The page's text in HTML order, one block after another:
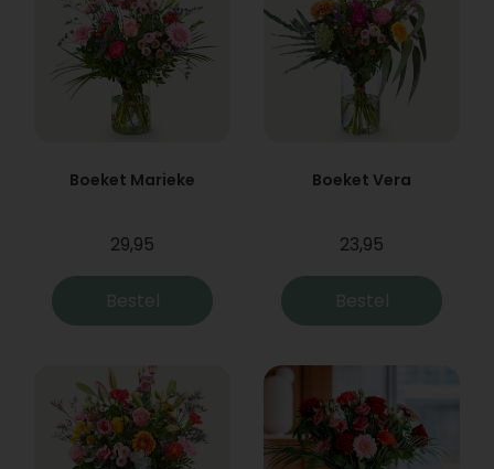
Boeket Marieke
29,95
Bestel
Boeket Vera
23,95
Bestel